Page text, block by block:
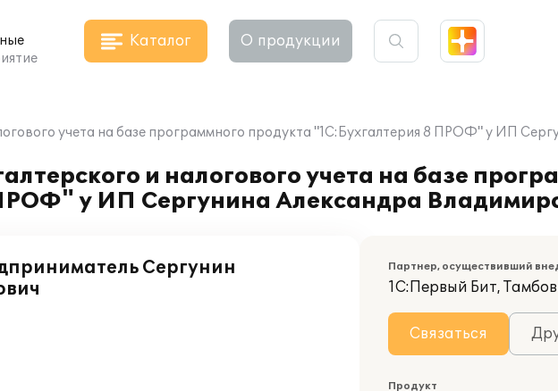
Каталог О продукции
учета на базе программного продукта "1С:Бухгалтерия 8 ПРОФ" у ИП
и налогового учета на базе
у ИП Сергунина Александра
Сергунин
Партнер, осуществивший
1С:Первый Бит, Тамбов
Связаться
Продукт